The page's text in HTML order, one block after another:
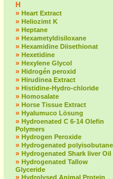
H
» Heart Extract
» Heliozimt K
» Heptane
» Hexametyldisiloxane
» Hexamidine Diisethionat
» Hexetidine
» Hexylene Glycol
» Hidrogén peroxid
» Hirudinea Extract
» Histidine-Hydro-chloride
» Homosalate
» Horse Tissue Extract
» Hyalumuco Lösung
» Hydroenated C 6-14 Olefin
Polymers
» Hydrogen Peroxide
» Hydrogenated polyisobutane
» Hydrogenated Shark liver Oil
» Hydrogenated Tallow
Glyceride
» Hydrolysed Animal Protein